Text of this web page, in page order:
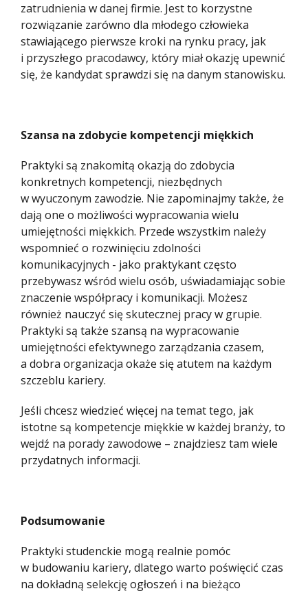
zatrudnienia w danej firmie. Jest to korzystne
rozwiązanie zarówno dla młodego człowieka
stawiającego pierwsze kroki na rynku pracy, jak
i przyszłego pracodawcy, który miał okazję upewnić
się, że kandydat sprawdzi się na danym stanowisku.
Szansa na zdobycie kompetencji miękkich
Praktyki są znakomitą okazją do zdobycia
konkretnych kompetencji, niezbędnych
w wyuczonym zawodzie. Nie zapominajmy także, że
dają one o możliwości wypracowania wielu
umiejętności miękkich. Przede wszystkim należy
wspomnieć o rozwinięciu zdolności
komunikacyjnych - jako praktykant często
przebywasz wśród wielu osób, uświadamiając sobie
znaczenie współpracy i komunikacji. Możesz
również nauczyć się skutecznej pracy w grupie.
Praktyki są także szansą na wypracowanie
umiejętności efektywnego zarządzania czasem,
a dobra organizacja okaże się atutem na każdym
szczeblu kariery.
Jeśli chcesz wiedzieć więcej na temat tego, jak
istotne są kompetencje miękkie w każdej branży, to
wejdź na porady zawodowe – znajdziesz tam wiele
przydatnych informacji.
Podsumowanie
Praktyki studenckie mogą realnie pomóc
w budowaniu kariery, dlatego warto poświęcić czas
na dokładną selekcję ogłoszeń i na bieżąco